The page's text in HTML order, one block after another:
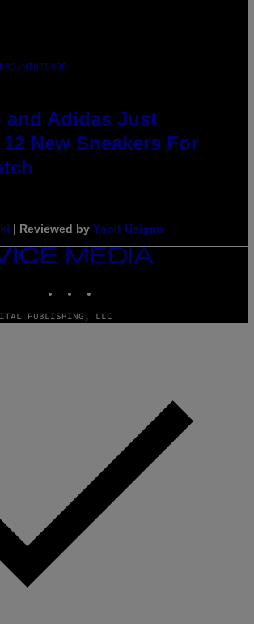
NINTENDO
and Adidas Just
New Sneakers For
| Reviewed by Ysolt Usigan
PUBLISHING, LLC